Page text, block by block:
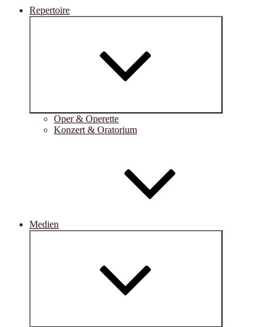
Repertoire
Oper & Operette
Konzert & Oratorium
Medien